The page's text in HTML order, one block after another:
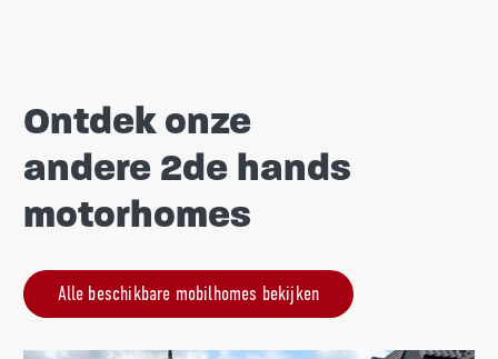
Ontdek onze
andere 2de hands
motorhomes
Alle beschikbare mobilhomes bekijken